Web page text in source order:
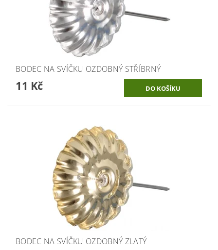
BODEC NA SVÍČKU OZDOBNÝ STŘÍBRNÝ
11 Kč
BODEC NA SVÍČKU OZDOBNÝ ZLATÝ